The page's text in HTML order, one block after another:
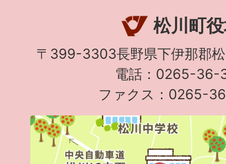
松川町
〒399-3303長野県下伊那郡
電話：0265-36-
ファクス：0265-